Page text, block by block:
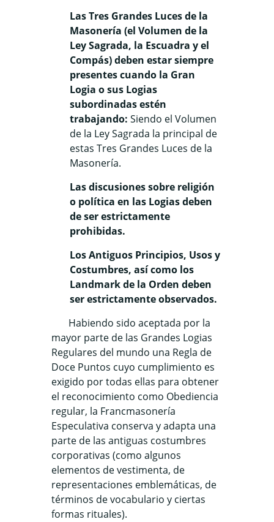
Las Tres Grandes Luces de la
Masonería (el Volumen de la
Ley Sagrada, la Escuadra y el
Compás) deben estar siempre
presentes cuando la Gran
Logia o sus Logias
subordinadas estén
trabajando: Siendo el Volumen
de la Ley Sagrada la principal de
estas Tres Grandes Luces de la
Masonería.
Las discusiones sobre religión
o política en las Logias deben
de ser estrictamente
prohibidas.
Los Antiguos Principios, Usos y
Costumbres, así como los
Landmark de la Orden deben
ser estrictamente observados.
Habiendo sido aceptada por la
mayor parte de las Grandes Logias
Regulares del mundo una Regla de
Doce Puntos cuyo cumplimiento es
exigido por todas ellas para obtener
el reconocimiento como Obediencia
regular, la Francmasonería
Especulativa conserva y adapta una
parte de las antiguas costumbres
corporativas (como algunos
elementos de vestimenta, de
representaciones emblemáticas, de
términos de vocabulario y ciertas
formas rituales).